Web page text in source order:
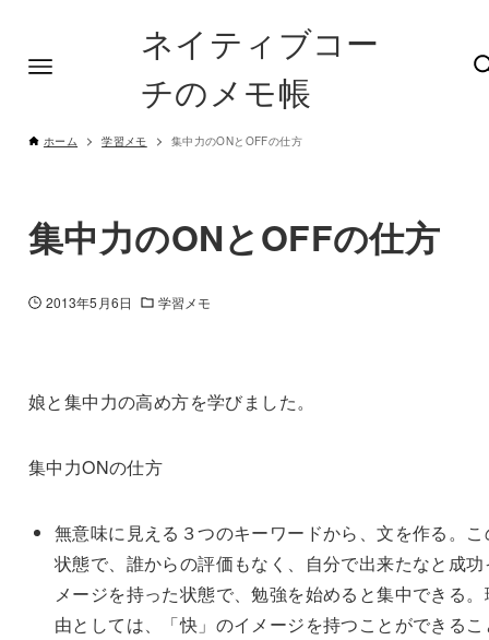
ネイティブコー
チのメモ帳
ホーム 学習メモ 集中力のONとOFFの仕方
集中力のONとOFFの仕方
2013年5月6日 学習メモ
娘と集中力の高め方を学びました。
集中力ONの仕方
無意味に見える３つのキーワードから、文を作る。こ
状態で、誰からの評価もなく、自分で出来たなと成功
メージを持った状態で、勉強を始めると集中できる。
由としては、「快」のイメージを持つことができるこ